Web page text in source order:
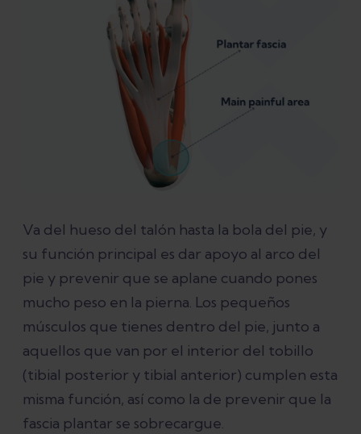
Va del hueso del talón hasta la bola del pie, y
su función principal es dar apoyo al arco del
pie y prevenir que se aplane cuando pones
mucho peso en la pierna. Los pequeños
músculos que tienes dentro del pie, junto a
aquellos que van por el interior del tobillo
(tibial posterior y tibial anterior) cumplen esta
misma función, así como la de prevenir que la
fascia plantar se sobrecargue.